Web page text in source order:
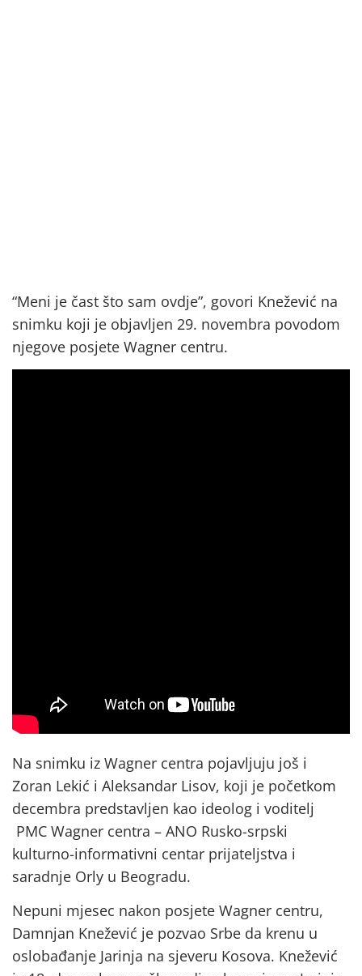
“Meni je čast što sam ovdje”, govori Knežević na
snimku koji je objavljen 29. novembra povodom
njegove posjete Wagner centru.
Na snimku iz Wagner centra pojavljuju još i
Zoran Lekić i Aleksandar Lisov, koji je početkom
decembra predstavljen kao ideolog i voditelj
PMC Wagner centra – ANO Rusko-srpski
kulturno-informativni centar prijateljstva i
saradnje Orly u Beogradu.
Nepuni mjesec nakon posjete Wagner centru,
Damnjan Knežević je pozvao Srbe da krenu u
oslobađanje Jarinja na sjeveru Kosova. Knežević